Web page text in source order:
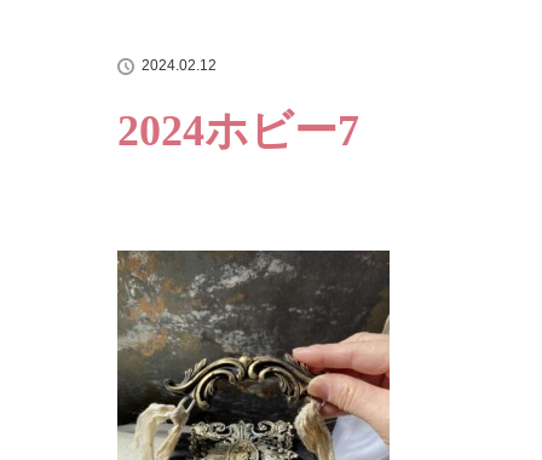
2024.02.12
2024ホビー7